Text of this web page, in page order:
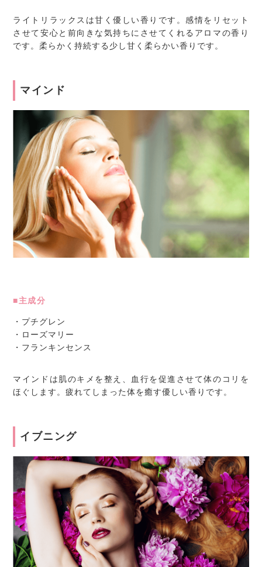
ライトリラックスは甘く優しい香りです。感情をリセット
させて安心と前向きな気持ちにさせてくれるアロマの香り
です。柔らかく持続する少し甘く柔らかい香りです。
マインド
■主成分
・プチグレン
・ローズマリー
・フランキンセンス
マインドは肌のキメを整え、血行を促進させて体のコリを
ほぐします。疲れてしまった体を癒す優しい香りです。
イブニング